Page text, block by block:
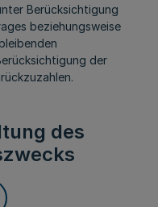
Berücksichtigung
beziehungsweise
der
des